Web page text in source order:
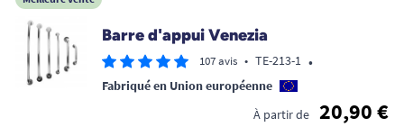
Barre d'appui Venezia
107 avis • TE-213-1 •
Fabriqué en Union européenne
À partir de
20,90 €